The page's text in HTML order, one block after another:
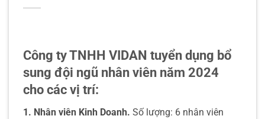
Công ty TNHH VIDAN tuyển dụng bổ
sung đội ngũ nhân viên năm 2024
cho các vị trí:
1. Nhân viên Kinh Doanh. Số lượng: 6 nhân viên